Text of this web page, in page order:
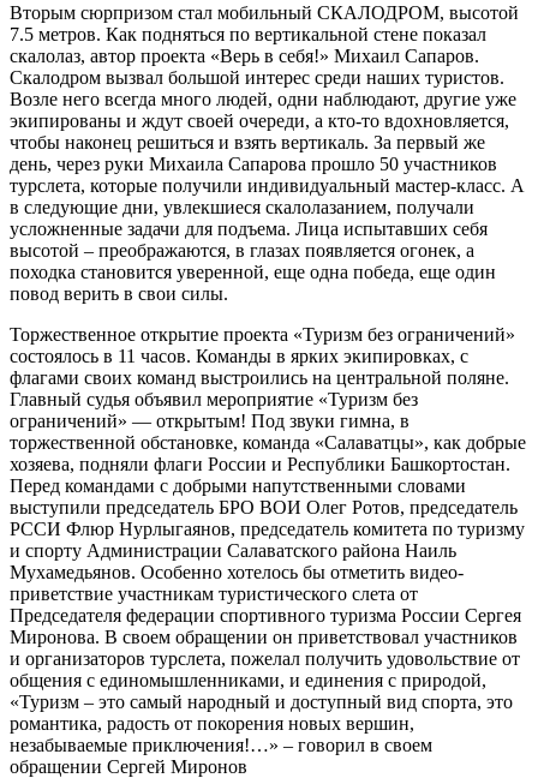
Вторым сюрпризом стал мобильный СКАЛОДРОМ, высотой
7.5 метров. Как подняться по вертикальной стене показал
скалолаз, автор проекта «Верь в себя!» Михаил Сапаров.
Скалодром вызвал большой интерес среди наших туристов.
Возле него всегда много людей, одни наблюдают, другие уже
экипированы и ждут своей очереди, а кто-то вдохновляется,
чтобы наконец решиться и взять вертикаль. За первый же
день, через руки Михаила Сапарова прошло 50 участников
турслета, которые получили индивидуальный мастер-класс. А
в следующие дни, увлекшиеся скалолазанием, получали
усложненные задачи для подъема. Лица испытавших себя
высотой – преображаются, в глазах появляется огонек, а
походка становится уверенной, еще одна победа, еще один
повод верить в свои силы.
Торжественное открытие проекта «Туризм без ограничений»
состоялось в 11 часов. Команды в ярких экипировках, с
флагами своих команд выстроились на центральной поляне.
Главный судья объявил мероприятие «Туризм без
ограничений» — открытым! Под звуки гимна, в
торжественной обстановке, команда «Салаватцы», как добрые
хозяева, подняли флаги России и Республики Башкортостан.
Перед командами с добрыми напутственными словами
выступили председатель БРО ВОИ Олег Ротов, председатель
РССИ Флюр Нурлыгаянов, председатель комитета по туризму
и спорту Администрации Салаватского района Наиль
Мухамедьянов. Особенно хотелось бы отметить видео-
приветствие участникам туристического слета от
Председателя федерации спортивного туризма России Сергея
Миронова. В своем обращении он приветствовал участников
и организаторов турслета, пожелал получить удовольствие от
общения с единомышленниками, и единения с природой,
«Туризм – это самый народный и доступный вид спорта, это
романтика, радость от покорения новых вершин,
незабываемые приключения!…» – говорил в своем
обращении Сергей Миронов